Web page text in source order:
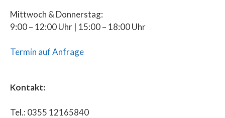
Mittwoch & Donnerstag:
9:00 – 12:00 Uhr | 15:00 – 18:00 Uhr
Termin auf Anfrage
Kontakt:
Tel.: 0355 12165840